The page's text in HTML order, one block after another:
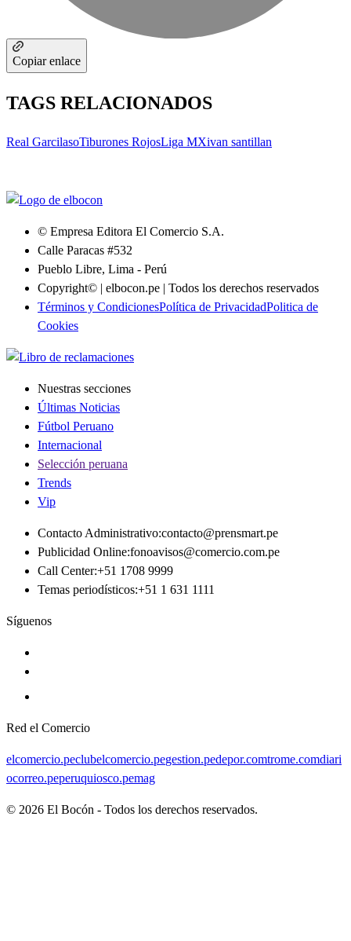
Copiar enlace
TAGS RELACIONADOS
Real GarcilasoTiburones RojosLiga MXivan santillan
© Empresa Editora El Comercio S.A.
Calle Paracas #532
Pueblo Libre, Lima - Perú
Copyright© | elbocon.pe | Todos los derechos reservados
Términos y CondicionesPolítica de PrivacidadPolitica de
Cookies
Nuestras secciones
Últimas Noticias
Fútbol Peruano
Internacional
Selección peruana
Trends
Vip
Contacto Administrativo:contacto@prensmart.pe
Publicidad Online:fonoavisos@comercio.com.pe
Call Center:+51 1708 9999
Temas periodísticos:+51 1 631 1111
Síguenos
Red el Comercio
elcomercio.peclubelcomercio.pegestion.pedepor.comtrome.comdiari
ocorreo.peperuquiosco.pemag
© 2026 El Bocón - Todos los derechos reservados.